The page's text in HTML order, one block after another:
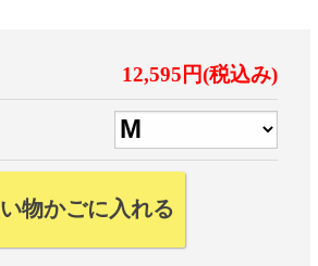
12,595円(税込み)